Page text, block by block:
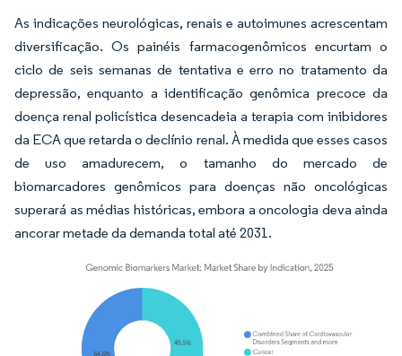
As indicações neurológicas, renais e autoimunes acrescentam
diversificação. Os painéis farmacogenômicos encurtam o
ciclo de seis semanas de tentativa e erro no tratamento da
depressão, enquanto a identificação genômica precoce da
doença renal policística desencadeia a terapia com inibidores
da ECA que retarda o declínio renal. À medida que esses casos
de uso amadurecem, o tamanho do mercado de
biomarcadores genômicos para doenças não oncológicas
superará as médias históricas, embora a oncologia deva ainda
ancorar metade da demanda total até 2031.